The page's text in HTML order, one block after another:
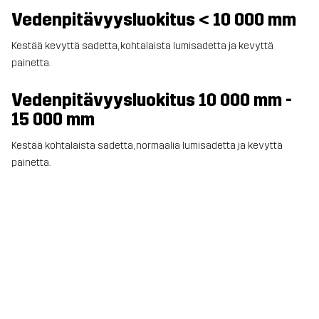
Vedenpitävyysluokitus < 10 000 mm
Kestää kevyttä sadetta, kohtalaista lumisadetta ja kevyttä
painetta.
Vedenpitävyysluokitus 10 000 mm -
15 000 mm
Kestää kohtalaista sadetta, normaalia lumisadetta ja kevyttä
painetta.